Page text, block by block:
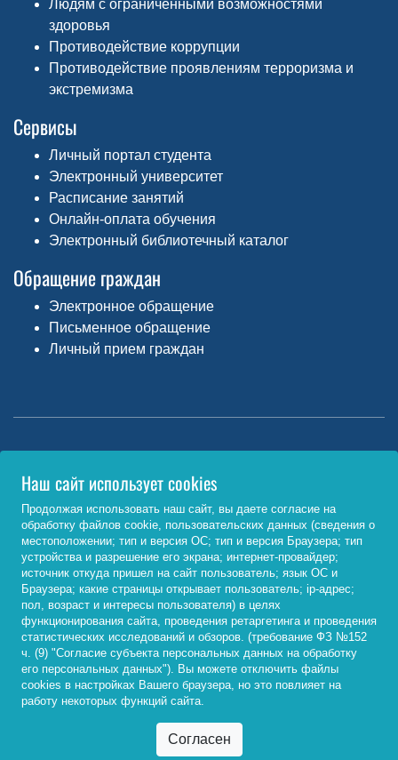
Людям с ограниченными возможностями
здоровья
Противодействие коррупции
Противодействие проявлениям терроризма и
экстремизма
Сервисы
Личный портал студента
Электронный университет
Расписание занятий
Онлайн-оплата обучения
Электронный библиотечный каталог
Обращение граждан
Электронное обращение
Письменное обращение
Личный прием граждан
Министерство науки и высшего образования РФ
http://www.minobrnauki.gov.ru/
Министерство просвещения РФ
https://edu.gov.ru/
Федеральный портал «Российское образование»
http://www.edu.ru/
© 2026, ФГБОУ ВО «Байкальский государственный
университет»
Наш сайт использует cookies
Продолжая использовать наш сайт, вы даете согласие на
обработку файлов cookie, пользовательских данных (сведения о
местоположении; тип и версия ОС; тип и версия Браузера; тип
устройства и разрешение его экрана; интернет-провайдер;
источник откуда пришел на сайт пользователь; язык ОС и
Браузера; какие страницы открывает пользователь; ip-адрес;
пол, возраст и интересы пользователя) в целях
функционирования сайта, проведения ретаргетинга и проведения
статистических исследований и обзоров. (требование ФЗ №152
ч. (9) "Согласие субъекта персональных данных на обработку
его персональных данных"). Вы можете отключить файлы
cookies в настройках Вашего браузера, но это повлияет на
работу некоторых функций сайта.